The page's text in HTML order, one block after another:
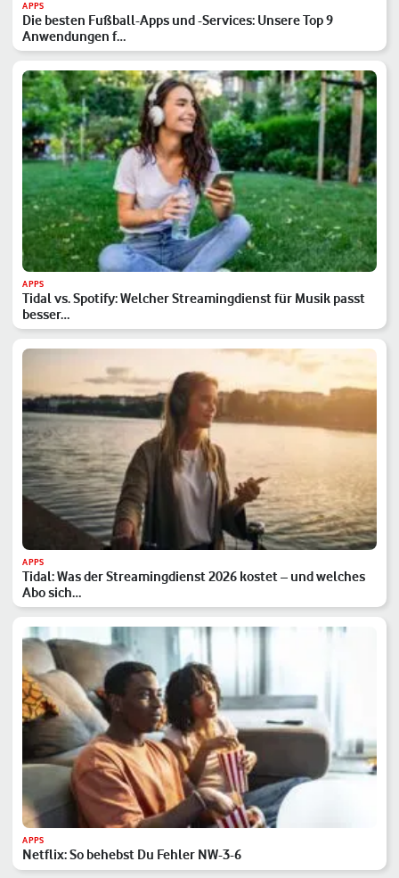
APPS
Die besten Fußball-Apps und -Services: Unsere Top 9
Anwendungen f…
APPS
Tidal vs. Spotify: Welcher Streamingdienst für Musik passt
besser…
APPS
Tidal: Was der Streamingdienst 2026 kostet – und welches
Abo sich…
APPS
Netflix: So behebst Du Fehler NW-3-6